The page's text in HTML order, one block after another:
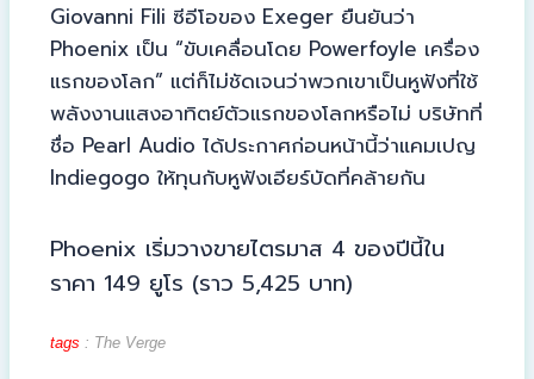
Giovanni Fili ซีอีโอของ Exeger ยืนยันว่า
Phoenix เป็น “ขับเคลื่อนโดย Powerfoyle เครื่อง
แรกของโลก” แต่ก็ไม่ชัดเจนว่าพวกเขาเป็นหูฟังที่ใช้
พลังงานแสงอาทิตย์ตัวแรกของโลกหรือไม่ บริษัทที่
ชื่อ Pearl Audio ได้ประกาศก่อนหน้านี้ว่าแคมเปญ
Indiegogo ให้ทุนกับหูฟังเอียร์บัดที่คล้ายกัน
Phoenix เริ่มวางขายไตรมาส 4 ของปีนี้ใน
ราคา 149 ยูโร (ราว 5,425 บาท)
tags : The Verge